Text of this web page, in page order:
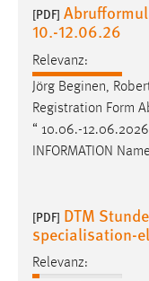
[PDF]
10.-12.06.26
Relevanz:
Jörg Beginen,
Registration Form
“ 10.06.-12.06.2026
INFORMATION
[PDF] DTM
specialisation-
Relevanz: